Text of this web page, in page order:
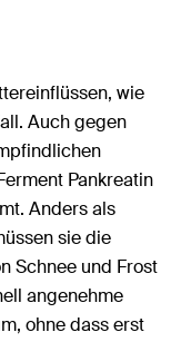
wie
Auch gegen
Pankreatin
Anders als
sie die
Schnee und Frost
angenehme
ohne dass erst